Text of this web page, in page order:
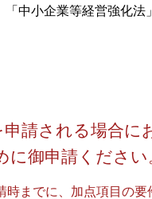
中小企業等経営強化法
請される場合に
御申請ください
までに、加点項目の要